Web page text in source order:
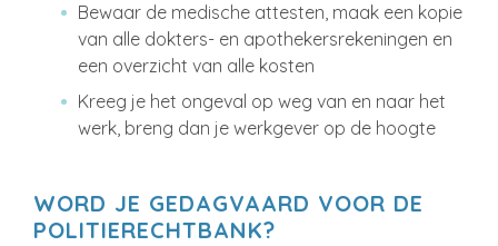
Bewaar de medische attesten, maak een kopie
van alle dokters- en apothekersrekeningen en
een overzicht van alle kosten
Kreeg je het ongeval op weg van en naar het
werk, breng dan je werkgever op de hoogte
WORD JE GEDAGVAARD VOOR DE
POLITIERECHTBANK?